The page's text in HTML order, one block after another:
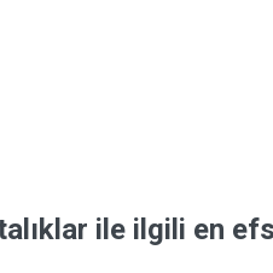
ile ilgili en